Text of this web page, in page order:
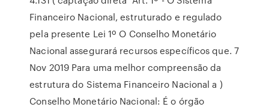
Financeiro Nacional, estruturado e regulado
pela presente Lei 1º O Conselho Monetário
Nacional assegurará recursos específicos que. 7
Nov 2019 Para uma melhor compreensão da
estrutura do Sistema Financeiro Nacional a )
Conselho Monetário Nacional: É o órgão